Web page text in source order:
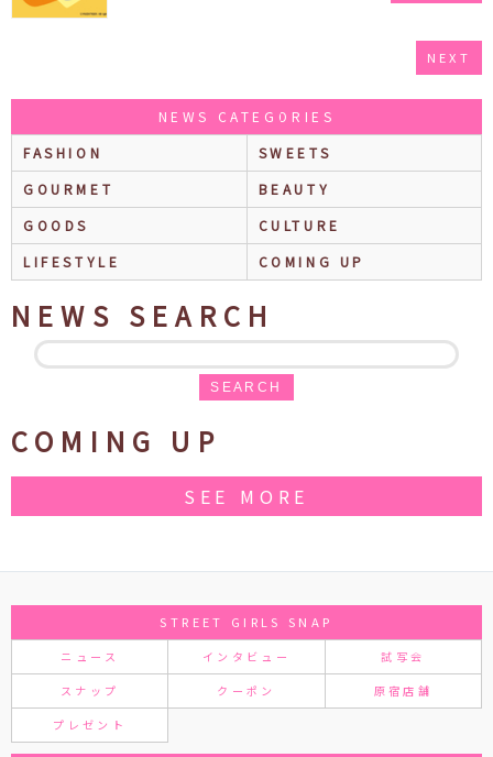
NEXT
NEWS CATEGORIES
FASHION
SWEETS
GOURMET
BEAUTY
GOODS
CULTURE
LIFESTYLE
COMING UP
NEWS SEARCH
SEARCH
COMING UP
SEE MORE
STREET GIRLS SNAP
ニュース インタビュー 試写会
スナップ クーポン 原宿店舗
プレゼント